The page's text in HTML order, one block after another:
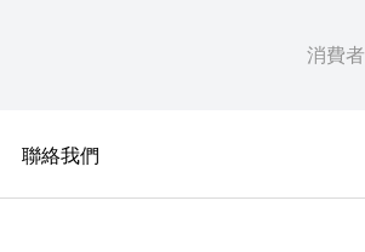
消費者
聯絡我們